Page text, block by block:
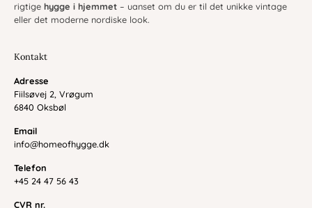
rigtige hygge i hjemmet – uanset om du er til det unikke vintage
eller det moderne nordiske look.
Kontakt
Adresse
Fiilsøvej 2, Vrøgum
6840 Oksbøl
Email
info@homeofhygge.dk
Telefon
+45 24 47 56 43
CVR nr.